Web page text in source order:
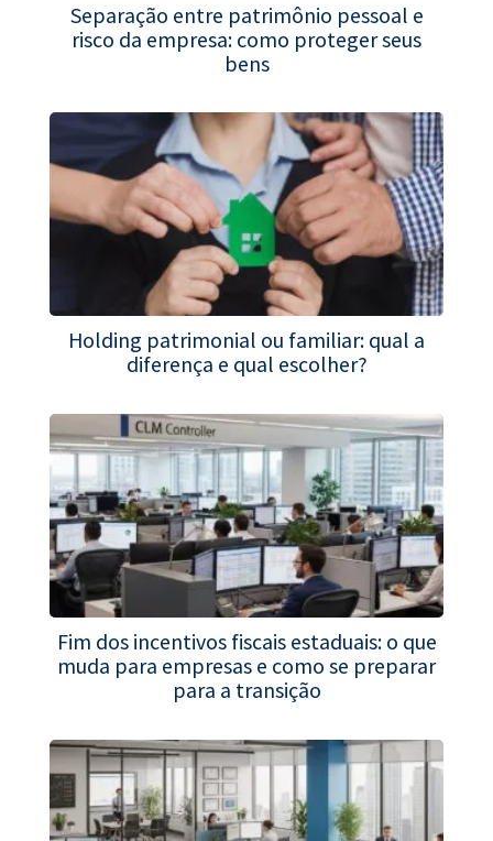
Separação entre patrimônio pessoal e
risco da empresa: como proteger seus
bens
Holding patrimonial ou familiar: qual a
diferença e qual escolher?
Fim dos incentivos fiscais estaduais: o que
muda para empresas e como se preparar
para a transição